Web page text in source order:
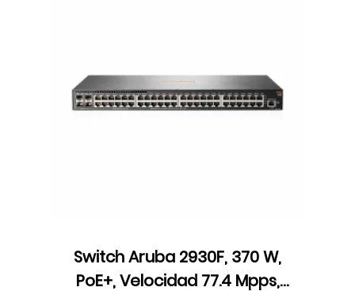
Switch Aruba 2930F, 370 W,
PoE+, Velocidad 77.4 Mpps,